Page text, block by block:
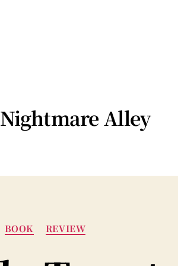
Nightmare Alley
카
테
리
BOOK REVIEW